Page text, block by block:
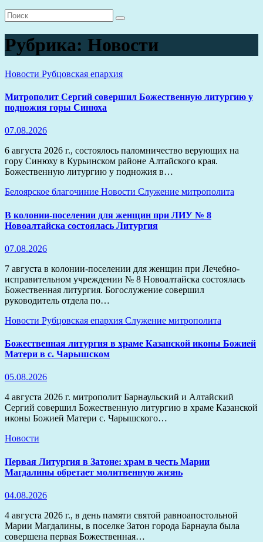
Рубрика: Новости
Новости Рубцовская епархия
Митрополит Сергий совершил Божественную литургию у
подножия горы Синюха
07.08.2026
6 августа 2026 г., состоялось паломничество верующих на
гору Синюху в Курьинском районе Алтайского края.
Божественную литургию у подножия в…
Белоярское благочиние Новости Служение митрополита
В колонии-поселении для женщин при ЛИУ № 8
Новоалтайска состоялась Литургия
07.08.2026
7 августа в колонии-поселении для женщин при Лечебно-
исправительном учреждении № 8 Новоалтайска состоялась
Божественная литургия. Богослужение совершил
руководитель отдела по…
Новости Рубцовская епархия Служение митрополита
Божественная литургия в храме Казанской иконы Божией
Матери в с. Чарышском
05.08.2026
4 августа 2026 г. митрополит Барнаульский и Алтайский
Сергий совершил Божественную литургию в храме Казанской
иконы Божией Матери с. Чарышского…
Новости
Первая Литургия в Затоне: храм в честь Марии
Магдалины обретает молитвенную жизнь
04.08.2026
4 августа 2026 г., в день памяти святой равноапостольной
Марии Магдалины, в поселке Затон города Барнаула была
совершена первая Божественная…